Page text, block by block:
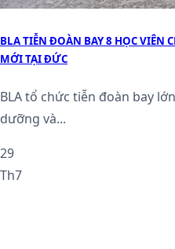
BLA TIỄN ĐOÀN BAY 8 HỌC VIÊN
MỚI TẠI ĐỨC
BLA tổ chức tiễn đoàn bay
dưỡng và...
29
Th7